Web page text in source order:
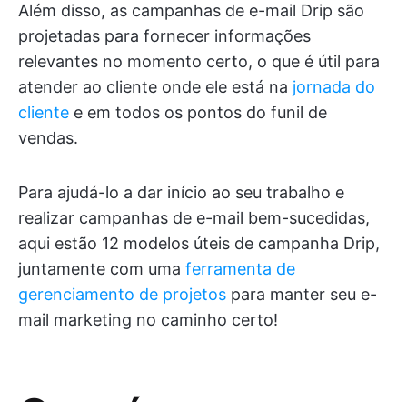
Além disso, as campanhas de e-mail Drip são
projetadas para fornecer informações
relevantes no momento certo, o que é útil para
atender ao cliente onde ele está na jornada do
cliente e em todos os pontos do funil de
vendas.
Para ajudá-lo a dar início ao seu trabalho e
realizar campanhas de e-mail bem-sucedidas,
aqui estão 12 modelos úteis de campanha Drip,
juntamente com uma ferramenta de
gerenciamento de projetos para manter seu e-
mail marketing no caminho certo!